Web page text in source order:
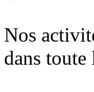
Nos
dans toute